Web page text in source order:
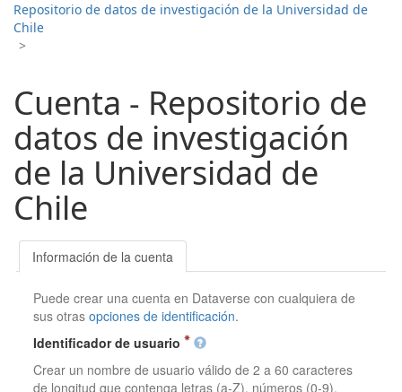
Repositorio de datos de investigación de la Universidad de
Chile
>
Cuenta - Repositorio de
datos de investigación
de la Universidad de
Chile
Información de la cuenta
Puede crear una cuenta en Dataverse con cualquiera de
sus otrasopciones de identificación.
Identificador de usuario
Crear un nombre de usuario válido de 2 a 60 caracteres
de longitud que contenga letras (a-Z), números (0-9),